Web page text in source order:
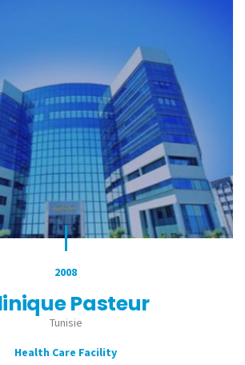
2008
Pasteur
Tunisie
Health Care Facility